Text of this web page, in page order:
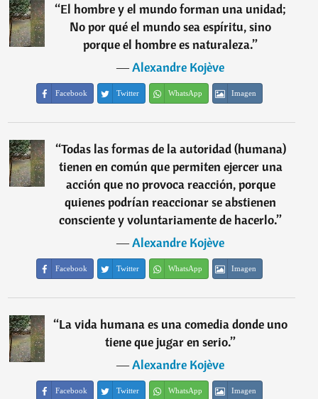
“El hombre y el mundo forman una unidad;
No por qué el mundo sea espíritu, sino
porque el hombre es naturaleza.”
―Alexandre Kojève
Facebook Twitter WhatsApp Imagen
“Todas las formas de la autoridad (humana)
tienen en común que permiten ejercer una
acción que no provoca reacción, porque
quienes podrían reaccionar se abstienen
consciente y voluntariamente de hacerlo.”
―Alexandre Kojève
Facebook Twitter WhatsApp Imagen
“La vida humana es una comedia donde uno
tiene que jugar en serio.”
―Alexandre Kojève
Facebook Twitter WhatsApp Imagen